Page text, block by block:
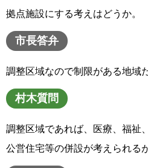
拠点施設にする考えはどうか。
市長答弁
調整区域なので制限がある地域
村木質問
調整区域であれば、医療、福祉
公営住宅等の併設が考えられる